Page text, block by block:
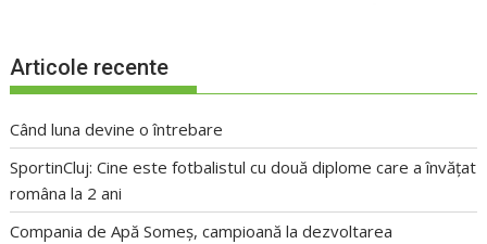
Articole recente
Când luna devine o întrebare
SportinCluj: Cine este fotbalistul cu două diplome care a învățat
româna la 2 ani
Compania de Apă Someș, campioană la dezvoltarea